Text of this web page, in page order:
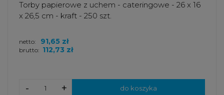
Torby papierowe z uchem - cateringowe - 26 x 16
x 26,5 cm - kraft - 250 szt.
brutto: 112,73 zł
netto: 91,65 zł
+
- do koszyka